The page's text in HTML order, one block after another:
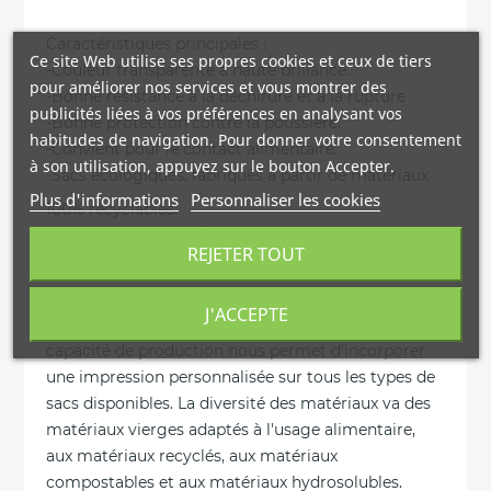
-Couleur transparente à haute brillance.
-Bonne résistance à la déchirure et à la rupture
-Bonne protection contre la poussière.
-Convient pour le contact alimentaire.
-Sacs écologiques, fabriqués à partir de matériaux
100% recyclables.
Coplasem fabrique une grande variété de sacs à
d'épaisseur et de matériau. De même, notre
une impression personnalisée sur tous les types de
sacs disponibles. La diversité des matériaux va des
matériaux vierges adaptés à l'usage alimentaire,
aux matériaux recyclés, aux matériaux
compostables et aux matériaux hydrosolubles.
Ce site Web utilise ses propres cookies et ceux de tiers
pour améliorer nos services et vous montrer des
publicités liées à vos préférences en analysant vos
habitudes de navigation. Pour donner votre consentement
à son utilisation, appuyez sur le bouton Accepter.
Plus d'informations Personnaliser les cookies
REJETER TOUT
J'ACCEPTE